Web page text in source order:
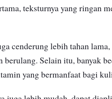
teksturnya yang ringan
cenderung lebih tahan
berulang. Selain itu, banyak
yang bermanfaat bagi